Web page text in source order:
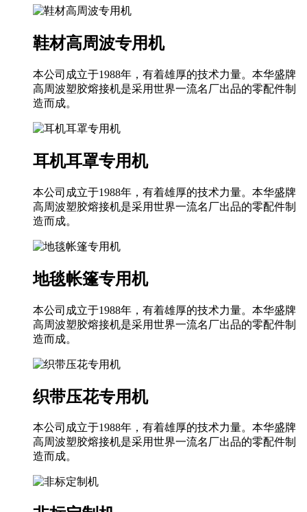
鞋材高周波专用机
本公司成立于1988年，有着雄厚的技术力量。本华盛牌
高周波塑胶熔接机是采用世界一流名厂出品的零配件制
造而成。
耳机耳罩专用机
本公司成立于1988年，有着雄厚的技术力量。本华盛牌
高周波塑胶熔接机是采用世界一流名厂出品的零配件制
造而成。
地毯帐篷专用机
本公司成立于1988年，有着雄厚的技术力量。本华盛牌
高周波塑胶熔接机是采用世界一流名厂出品的零配件制
造而成。
织带压花专用机
本公司成立于1988年，有着雄厚的技术力量。本华盛牌
高周波塑胶熔接机是采用世界一流名厂出品的零配件制
造而成。